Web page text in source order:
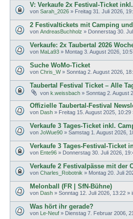
V: Verkaufe 2x Festival-Ticket
von Sarah_2026 » Freitag 31. Juli 2026,
2 Festivaltickets mit Camping
von AndreasBuchholz » Donnerstag 30.
Verkaufe: 2x Taubertal 2026
von MaLa93 » Montag 3. August 2026,
Suche WoMo-Ticket
von Chris_W» Sonntag 2. August 2026,
Taubertal Festival Ticket – Alle
von k.weissbach » Sonntag 2. August
Offizielle Taubertal-Festival
von Dash » Freitag 15. August 2025, 10:29
Verkaufe 3 Tages-Ticket inkl.
von JoWue90 » Samstag 1. August 2026,
Verkaufe 3 Tages-Festival-Ticket
von Ente96 » Donnerstag 30. Juli 2026,
Verkaufe 2 Festivalpässe mit der
von Charles_Robotnik » Montag 20. Juli
Melonball (FR | SfN-Bühne)
von Dash » Sonntag 12. Juli 2026, 13:22 »
Was hört ihr gerade?
von Le-Neuf » Dienstag 7. Februar 2006,